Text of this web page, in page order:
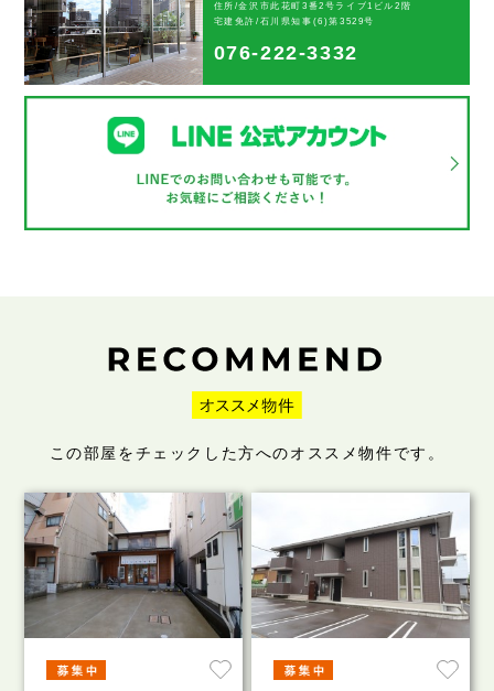
住所/金沢市此花町3番2号ライブ1ビル2階
宅建免許/石川県知事(6)第3529号
076-222-3332
この部屋をチェックした方へのオススメ物件です。